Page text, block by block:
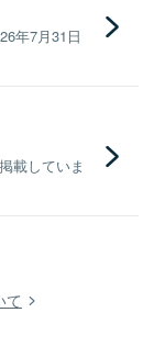
年7月31日
載していま
て